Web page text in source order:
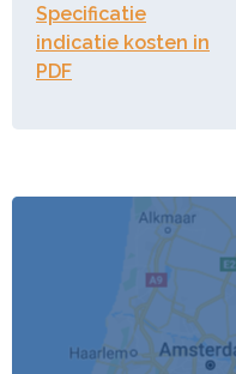
Specificatie
indicatie kosten in
PDF